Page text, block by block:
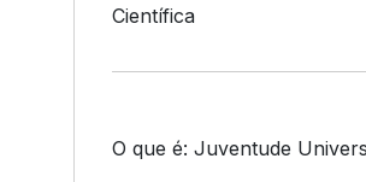
Científica
O que é: Juventude